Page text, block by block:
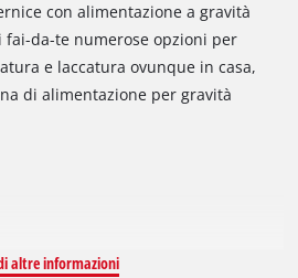
con alimentazione a gravità
da-te numerose opzioni per
e laccatura ovunque in casa,
di alimentazione per gravità
di quantità di vernice garantisce
altre informazioni